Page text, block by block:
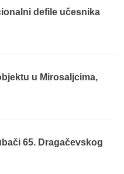
defile učesnika
u Mirosaljcima,
65. Dragačevskog